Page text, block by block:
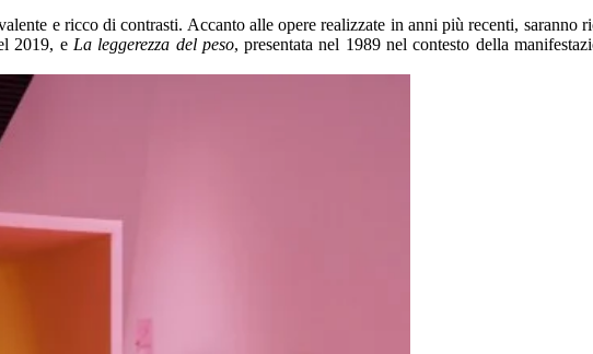
e ricco di contrasti. Accanto alle opere realizzate in anni più recenti, saranno
2019, e La leggerezza del peso, presentata nel 1989 nel contesto della